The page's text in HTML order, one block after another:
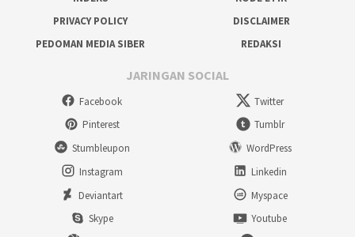
PRIVACY POLICY
DISCLAIMER
PEDOMAN MEDIA SIBER
REDAKSI
JARINGAN SOCIAL
Facebook
Twitter
Pinterest
Tumblr
Stumbleupon
WordPress
Instagram
Linkedin
Deviantart
Myspace
Skype
Youtube